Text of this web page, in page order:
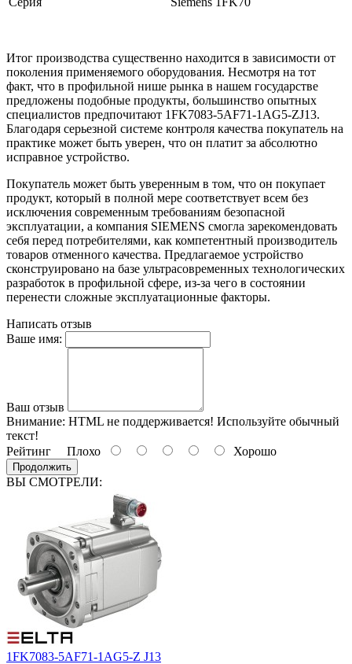
Итог производства существенно находится в зависимости от
поколения применяемого оборудования. Несмотря на тот
факт, что в профильной нише рынка в нашем государстве
предложены подобные продукты, большинство опытных
специалистов предпочитают 1FK7083-5AF71-1AG5-ZJ13.
Благодаря серьезной системе контроля качества покупатель на
практике может быть уверен, что он платит за абсолютно
исправное устройство.
Покупатель может быть уверенным в том, что он покупает
продукт, который в полной мере соответствует всем без
исключения современным требованиям безопасной
эксплуатации, а компания SIEMENS смогла зарекомендовать
себя перед потребителями, как компетентный производитель
товаров отменного качества. Предлагаемое устройство
сконструировано на базе ультрасовременных технологических
разработок в профильной сфере, из-за чего в состоянии
перенести сложные эксплуатационные факторы.
Написать отзыв
Ваше имя:
Ваш отзыв
Внимание: HTML не поддерживается! Используйте обычный
текст!
Рейтинг Плохо Хорошо
Продолжить
ВЫ СМОТРЕЛИ:
1FK7083-5AF71-1AG5-Z J13